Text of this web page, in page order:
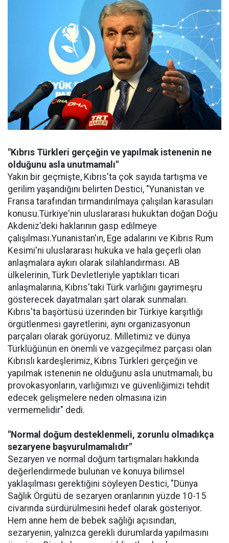
"Kıbrıs Türkleri gerçeğin ve yapılmak istenenin ne
olduğunu asla unutmamalı"
Yakın bir geçmişte, Kıbrıs'ta çok sayıda tartışma ve
gerilim yaşandığını belirten Destici, "Yunanistan ve
Fransa tarafından tırmandırılmaya çalışılan karasuları
konusu.Türkiye'nin uluslararası hukuktan doğan Doğu
Akdeniz'deki haklarının gasp edilmeye
çalışılması.Yunanistan'ın, Ege adalarını ve Kıbrıs Rum
Kesimi'ni uluslararası hukuka ve hala geçerli olan
anlaşmalara aykırı olarak silahlandırması. AB
ülkelerinin, Türk Devletleriyle yaptıkları ticari
anlaşmalarına, Kıbrıs'taki Türk varlığını gayrimeşru
gösterecek dayatmaları şart olarak sunmaları.
Kıbrıs'ta başörtüsü üzerinden bir Türkiye karşıtlığı
örgütlenmesi gayretlerini, aynı organizasyonun
parçaları olarak görüyoruz. Milletimiz ve dünya
Türklüğünün en önemli ve vazgeçilmez parçası olan
Kıbrıslı kardeşlerimiz, Kıbrıs Türkleri gerçeğin ve
yapılmak istenenin ne olduğunu asla unutmamalı, bu
provokasyonların, varlığımızı ve güvenliğimizi tehdit
edecek gelişmelere neden olmasına izin
vermemelidir" dedi.
"Normal doğum desteklenmeli, zorunlu olmadıkça
sezaryene başvurulmamalıdır"
Sezaryen ve normal doğum tartışmaları hakkında
değerlendirmede bulunan ve konuya bilimsel
yaklaşılması gerektiğini söyleyen Destici, "Dünya
Sağlık Örgütü de sezaryen oranlarının yüzde 10-15
civarında sürdürülmesini hedef olarak gösteriyor.
Hem anne hem de bebek sağlığı açısından,
sezaryenin, yalnızca gerekli durumlarda yapılmasını